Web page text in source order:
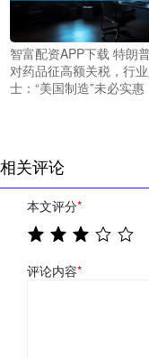
智富配资APP下载 特朗
对药品征高额关税，行业
士：“美国制造”未必实惠
相关评论
本文评分*
评论内容*